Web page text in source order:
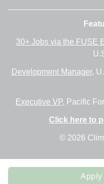
Apply
30+ Jobs via the FUSE
Development Manager,
Executive VP, Pacific
Click here to
© 2026